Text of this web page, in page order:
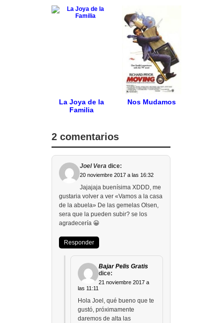
La Joya de la
Familia
Nos Mudamos
2 comentarios
Joel Vera dice:
20 noviembre 2017 a las 16:32
Jajajaja buenísima XDDD, me
gustaria volver a ver «Vamos a la casa
de la abuela» De las gemelas Olsen,
sera que la pueden subir? se los
agradecería 😀
Responder
Bajar Pelis Gratis
dice:
21 noviembre 2017 a
las 11:11
Hola Joel, qué bueno que te
gustó, próximamente
daremos de alta las